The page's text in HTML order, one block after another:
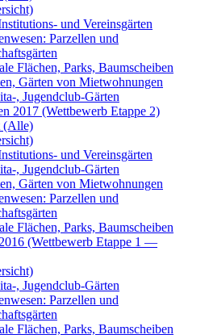
und Vereinsgärten
Parzellen und
Flächen, Parks, Baumscheiben
Gärten von Mietwohnungen
, Jugendclub-Gärten
2017 (Wettbewerb Etappe 2)
(Alle)
und Vereinsgärten
, Jugendclub-Gärten
Gärten von Mietwohnungen
Parzellen und
Flächen, Parks, Baumscheiben
(Wettbewerb Etappe 1 —
, Jugendclub-Gärten
Parzellen und
Flächen, Parks, Baumscheiben